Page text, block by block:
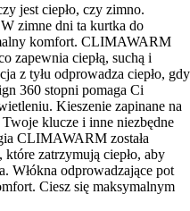
jest ciepło, czy zimno.
zimne dni ta kurtka do
komfort. CLIMAWARM
zapewnia ciepłą, suchą i
z tyłu odprowadza ciepło, gdy
360 stopni pomaga Ci
Kieszenie zapinane na
klucze i inne niezbędne
CLIMAWARM została
zatrzymują ciepło, aby
Włókna odprowadzające pot
Ciesz się maksymalnym